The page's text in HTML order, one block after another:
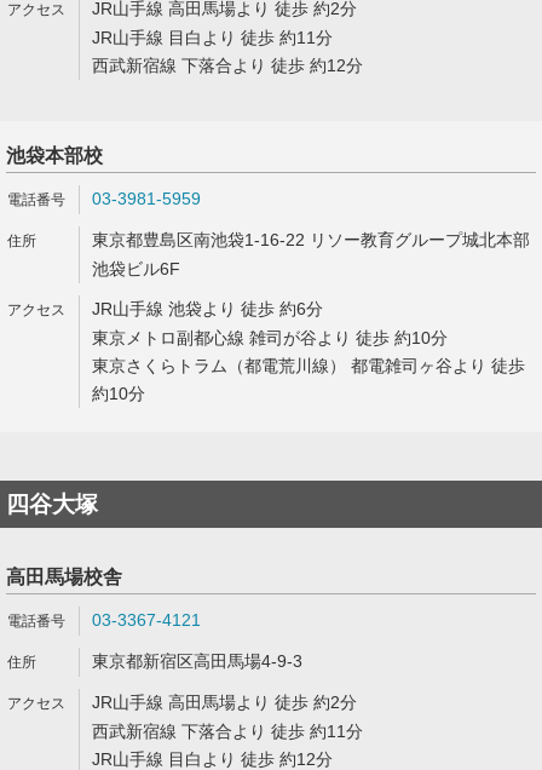
JR山手線 高田馬場より 徒歩 約2分
JR山手線 目白より 徒歩 約11分
西武新宿線 下落合より 徒歩 約12分
池袋本部校
03-3981-5959
東京都豊島区南池袋1-16-22 リソー教育グループ城北本部
池袋ビル6F
JR山手線 池袋より 徒歩 約6分
東京メトロ副都心線 雑司が谷より 徒歩 約10分
東京さくらトラム（都電荒川線） 都電雑司ヶ谷より 徒歩
約10分
四谷大塚
高田馬場校舎
03-3367-4121
東京都新宿区高田馬場4-9-3
JR山手線 高田馬場より 徒歩 約2分
西武新宿線 下落合より 徒歩 約11分
JR山手線 目白より 徒歩 約12分